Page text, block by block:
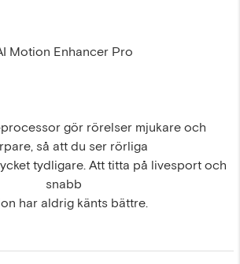
Motion Enhancer Pro
processor gör rörelser mjukare och
så att du ser rörliga
tydligare. Att titta på livesport och
snabb
har aldrig känts bättre.